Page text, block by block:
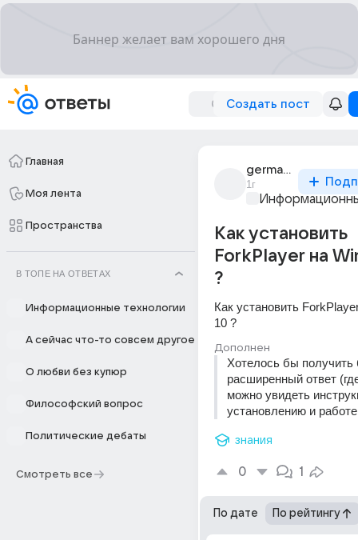
Создать пост
Главная
Моя лента
Пространства
В ТОПЕ НА ОТВЕТАХ
Информационные технологии
А сейчас что-то совсем другое
О любви без купюр
Философский вопрос
Политические дебаты
Смотреть все
german_podgornyi_1
1г
Как установить
ForkPlayer на
?
Как установить
10 ?
Дополнен
Хотелось бы получить
расширенный ответ
можно увидеть
установлению и
знания
0 1
По дате По рейтингу